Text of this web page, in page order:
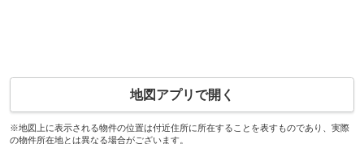
地図アプリで開く
※地図上に表示される物件の位置は付近住所に所在することを表すものであり、実際
の物件所在地とは異なる場合がございます。